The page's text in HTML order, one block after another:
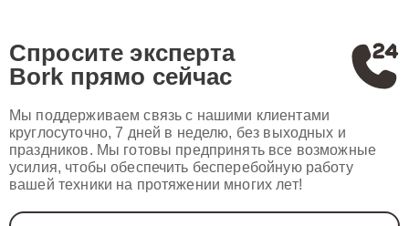
Спросите эксперта
Bork прямо сейчас
Мы поддерживаем связь с нашими клиентами
круглосуточно, 7 дней в неделю, без выходных и
праздников. Мы готовы предпринять все возможные
усилия, чтобы обеспечить бесперебойную работу
вашей техники на протяжении многих лет!